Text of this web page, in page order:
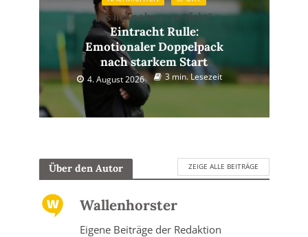
„Es lief nahezu perfekt”
Eintracht Rulle:
Emotionaler Doppelpack
nach starkem Start
4. August 2026 3 min. Lesezeit
Über den Autor ZEIGE ALLE BEITRÄGE
Wallenhorster
Eigene Beiträge der Redaktion